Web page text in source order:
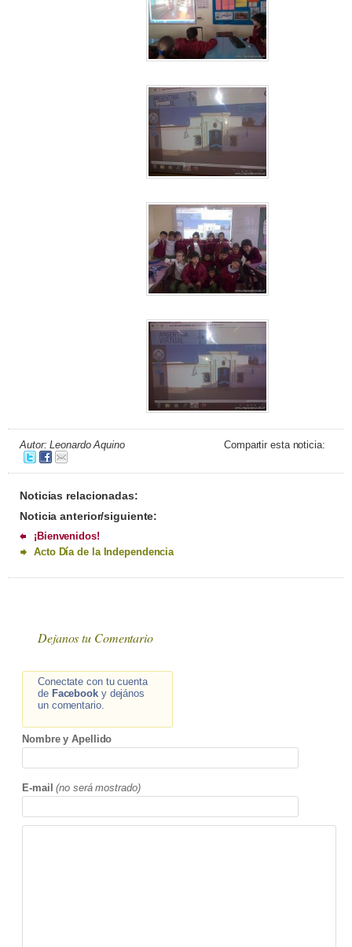
Autor: Leonardo Aquino Compartir esta noticia:
Noticias relacionadas:
Noticia anterior/siguiente:
¡Bienvenidos!
Acto Día de la Independencia
Dejanos tu Comentario
Conectate con tu cuenta
de Facebooky dejános
un comentario.
Nombre y Apellido
E-mail (no será mostrado)